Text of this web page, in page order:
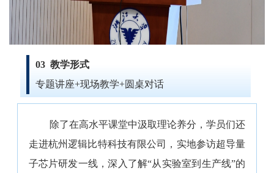
03 教学形式
专题讲座+现场教学+圆桌对话
除了在高水平课堂中汲取理论养分，学员们还
走进杭州逻辑比特科技有限公司，实地参访超导量
子芯片研发一线，深入了解“从实验室到生产线”的